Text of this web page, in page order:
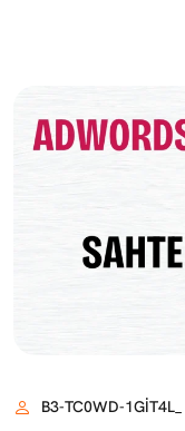
B3-TC0WD-1GIT4L_